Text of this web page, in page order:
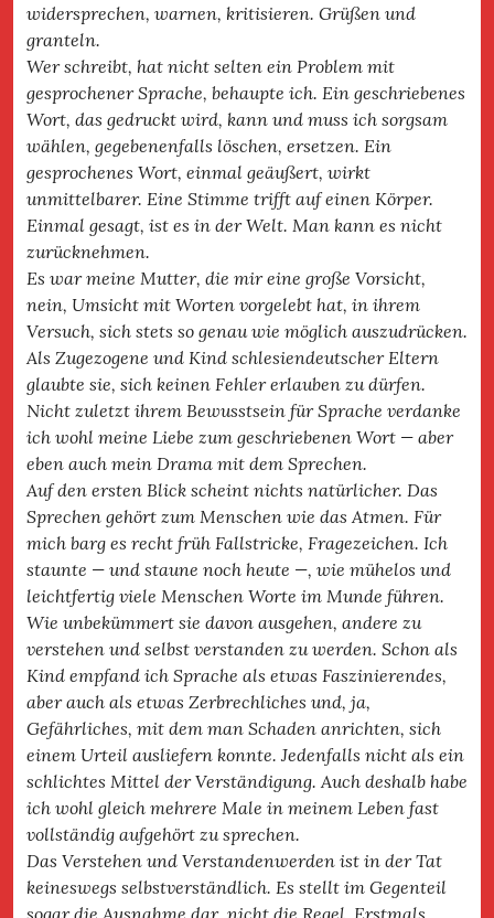
widersprechen, warnen, kritisieren. Grüßen und
granteln.
Wer schreibt, hat nicht selten ein Problem mit
gesprochener Sprache, behaupte ich. Ein geschriebenes
Wort, das gedruckt wird, kann und muss ich sorgsam
wählen, gegebenenfalls löschen, ersetzen. Ein
gesprochenes Wort, einmal geäußert, wirkt
unmittelbarer. Eine Stimme trifft auf einen Körper.
Einmal gesagt, ist es in der Welt. Man kann es nicht
zurücknehmen.
Es war meine Mutter, die mir eine große Vorsicht,
nein, Umsicht mit Worten vorgelebt hat, in ihrem
Versuch, sich stets so genau wie möglich auszudrücken.
Als Zugezogene und Kind schlesiendeutscher Eltern
glaubte sie, sich keinen Fehler erlauben zu dürfen.
Nicht zuletzt ihrem Bewusstsein für Sprache verdanke
ich wohl meine Liebe zum geschriebenen Wort — aber
eben auch mein Drama mit dem Sprechen.
Auf den ersten Blick scheint nichts natürlicher. Das
Sprechen gehört zum Menschen wie das Atmen. Für
mich barg es recht früh Fallstricke, Fragezeichen. Ich
staunte — und staune noch heute —, wie mühelos und
leichtfertig viele Menschen Worte im Munde führen.
Wie unbekümmert sie davon ausgehen, andere zu
verstehen und selbst verstanden zu werden. Schon als
Kind empfand ich Sprache als etwas Faszinierendes,
aber auch als etwas Zerbrechliches und, ja,
Gefährliches, mit dem man Schaden anrichten, sich
einem Urteil ausliefern konnte. Jedenfalls nicht als ein
schlichtes Mittel der Verständigung. Auch deshalb habe
ich wohl gleich mehrere Male in meinem Leben fast
vollständig aufgehört zu sprechen.
Das Verstehen und Verstandenwerden ist in der Tat
keineswegs selbstverständlich. Es stellt im Gegenteil
sogar die Ausnahme dar, nicht die Regel. Erstmals